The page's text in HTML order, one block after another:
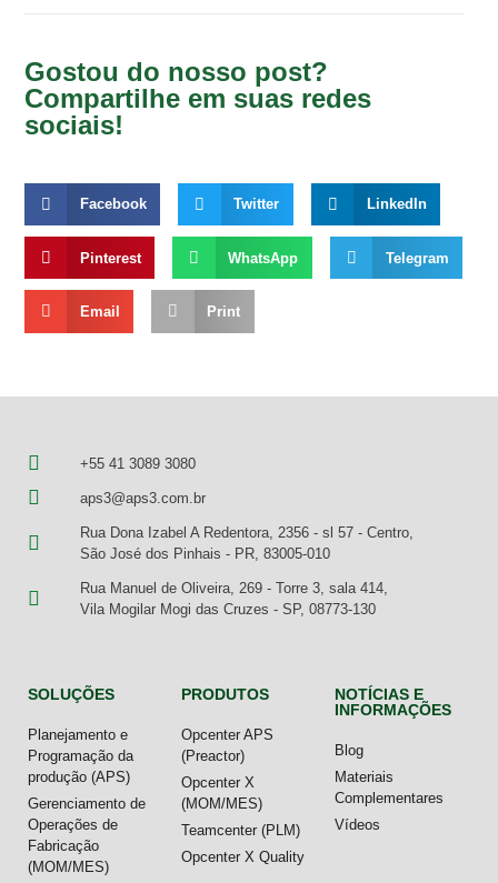
Gostou do nosso post?
Compartilhe em suas redes
sociais!
Facebook Twitter LinkedIn
Pinterest WhatsApp Telegram
Email Print
+55 41 3089 3080
aps3@aps3.com.br
Rua Dona Izabel A Redentora, 2356 - sl 57 - Centro,
São José dos Pinhais - PR, 83005-010
Rua Manuel de Oliveira, 269 - Torre 3, sala 414,
Vila Mogilar Mogi das Cruzes - SP, 08773-130
SOLUÇÕES
Planejamento e
Programação da
produção (APS)
Gerenciamento de
Operações de
Fabricação
(MOM/MES)
PRODUTOS
Opcenter APS
(Preactor)
Opcenter X
(MOM/MES)
Teamcenter (PLM)
Opcenter X Quality
NOTÍCIAS E
INFORMAÇÕES
Blog
Materiais
Complementares
Vídeos